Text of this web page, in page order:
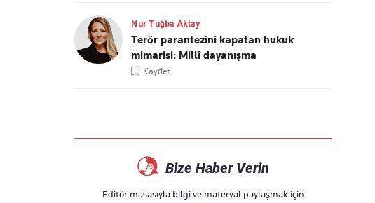
Nur Tuğba Aktay
Terör parantezini kapatan hukuk
mimarisi: Millî dayanışma
Kaydet
Bize Haber Verin
Editör masasıyla bilgi ve materyal paylaşmak için